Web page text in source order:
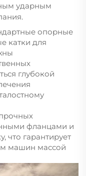
ударным
опорные
катки для
глубокой
фланцами и
что гарантирует
машин массой